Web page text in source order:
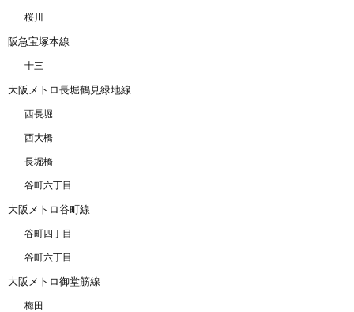
桜川
阪急宝塚本線
十三
大阪メトロ長堀鶴見緑地線
西長堀
西大橋
長堀橋
谷町六丁目
大阪メトロ谷町線
谷町四丁目
谷町六丁目
大阪メトロ御堂筋線
梅田